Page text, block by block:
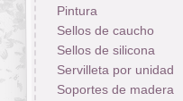
Pintura
Sellos de caucho
Sellos de silicona
Servilleta por unidad
Soportes de madera